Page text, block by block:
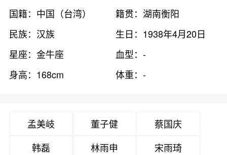
国籍：中国（台湾）
籍贯：湖南衡阳
民族：汉族
生日：1938年4月20日
星座：金牛座
血型：-
身高：168cm
体重：-
孟美岐 董子健
蔡国庆
韩磊
林雨申 宋雨琦